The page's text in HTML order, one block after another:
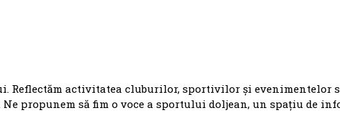
Reflectăm activitatea cluburilor, sportivilor și evenimentelor
propunem să fim o voce a sportului doljean, un spațiu de